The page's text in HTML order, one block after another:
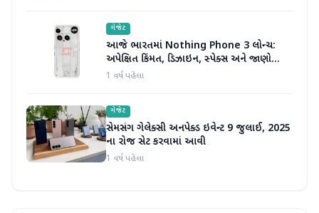
ગેજેટ
આજે ભારતમાં Nothing Phone 3 લોન્ચ:
અપેક્ષિત કિંમત, ડિઝાઇન, સ્પેક્સ અને જાણો
બીજું બધું જ
1 વર્ષ પહેલા
ગેજેટ
સેમસંગ ગેલેક્સી અનપેક્ડ ઇવેન્ટ 9 જુલાઈ, 2025
ના રોજ સેટ કરવામાં આવી
1 વર્ષ પહેલા